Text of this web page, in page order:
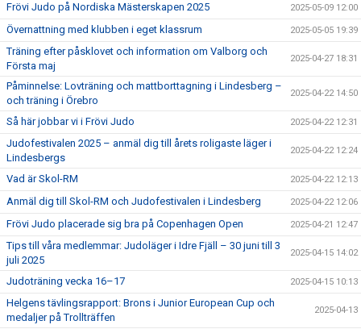
Frövi Judo på Nordiska Mästerskapen 2025 2025-05-09 12:00
Övernattning med klubben i eget klassrum 2025-05-05 19:39
Träning efter påsklovet och information om Valborg och
Första maj
2025-04-27 18:31
Påminnelse: Lovträning och mattborttagning i Lindesberg –
och träning i Örebro
2025-04-22 14:50
Så här jobbar vi i Frövi Judo 2025-04-22 12:31
Judofestivalen 2025 – anmäl dig till årets roligaste läger i
Lindesbergs
2025-04-22 12:24
Vad är Skol-RM 2025-04-22 12:13
Anmäl dig till Skol-RM och Judofestivalen i Lindesberg 2025-04-22 12:06
Frövi Judo placerade sig bra på Copenhagen Open 2025-04-21 12:47
Tips till våra medlemmar: Judoläger i Idre Fjäll – 30 juni till 3
juli 2025
2025-04-15 14:02
Judoträning vecka 16–17 2025-04-15 10:13
Helgens tävlingsrapport: Brons i Junior European Cup och
medaljer på Trollträffen
2025-04-13